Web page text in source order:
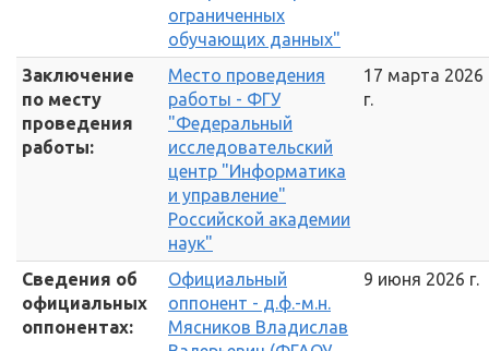
ограниченных
обучающих данных"
Заключение
по месту
проведения
работы:
Место проведения
работы - ФГУ
"Федеральный
исследовательский
центр "Информатика
и управление"
Российской академии
наук"
17 марта 2026
г.
Сведения об
официальных
оппонентах:
Официальный
оппонент - д.ф.-м.н.
Мясников Владислав
9 июня 2026 г.